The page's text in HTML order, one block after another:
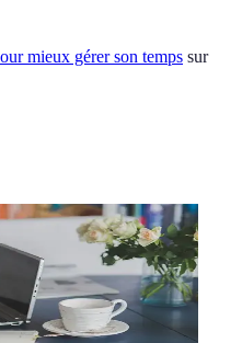
mieux gérer son temps sur